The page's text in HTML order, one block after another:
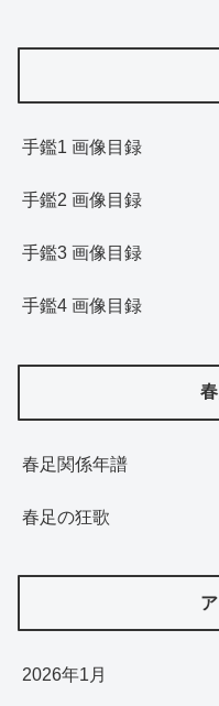
手鑑1 画像目録
手鑑2 画像目録
手鑑3 画像目録
手鑑4 画像目録
春足関係年譜
春足の狂歌
2026年1月